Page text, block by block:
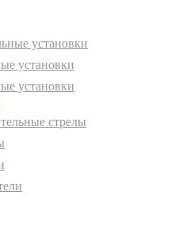
установки
установки
установки
стрелы